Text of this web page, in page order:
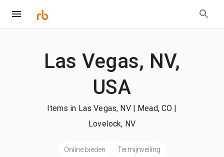
Las Vegas, NV,
USA
Items in Las Vegas, NV | Mead, CO |
Lovelock, NV
Online bieden Termijnveiling